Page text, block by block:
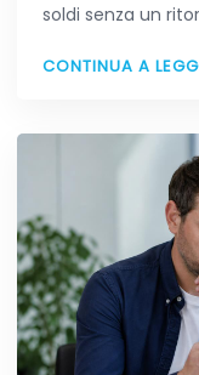
soldi senza un
CONTINUA A